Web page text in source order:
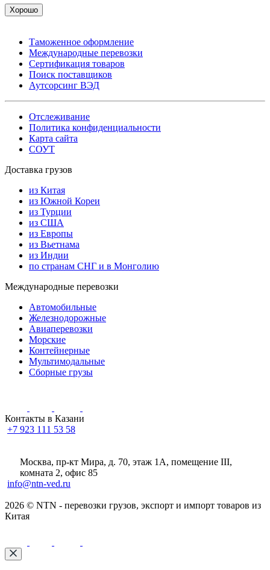
Хорошо
Таможенное оформление
Международные перевозки
Сертификация товаров
Поиск поставщиков
Аутсорсинг ВЭД
Отслеживание
Политика конфиденциальности
Карта сайта
СОУТ
Доставка грузов
из Китая
из Южной Кореи
из Турции
из США
из Европы
из Вьетнама
из Индии
по странам СНГ и в Монголию
Международные перевозки
Автомобильные
Железнодорожные
Авиаперевозки
Морские
Контейнерные
Мультимодальные
Сборные грузы
Контакты в Казани
+7 923 111 53 58
Москва, пр-кт Мира, д. 70, этаж 1А, помещение III,
комната 2, офис 85
info@ntn-ved.ru
2026 © NTN - перевозки грузов, экспорт и импорт товаров из
Китая